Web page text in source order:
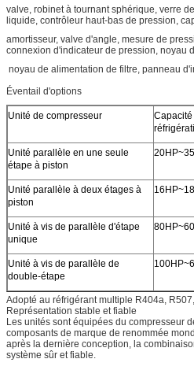
valve, robinet à tournant sphérique, verre
liquide, contrôleur haut-bas de pression,
amortisseur, valve d'angle, mesure de
connexion d'indicateur de pression, noyau
noyau de alimentation de filtre, panneau
Éventail d'options
Unité de compresseur
Capacité
Unité parallèle en une seule
étape à piston
Unité parallèle à deux étages à
piston
Unité à vis de parallèle d'étape
unique
Unité à vis de parallèle de
double-étape
Adopté au réfrigérant multiple R404a,
Représentation stable et fiable
Les unités sont équipées du compresseur
composants de marque de renommée
après la dernière conception, la
système sûr et fiable.